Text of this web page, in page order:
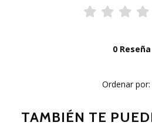
0 Reseña
Ordenar por:
TAMBIÉN TE